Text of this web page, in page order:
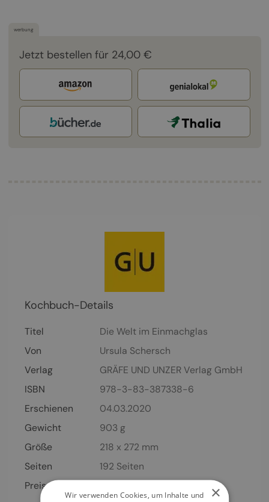
werbung
Jetzt bestellen für 24,00 €
Kochbuch-Details
Titel
Die Welt im Einmachglas
Von
Ursula Schersch
Verlag
GRÄFE UND UNZER Verlag GmbH
ISBN
978-3-83-387338-6
Erschienen
04.03.2020
Gewicht
903 g
Größe
218 x 272 mm
Seiten
192 Seiten
Preis
×
Wir verwenden Cookies, um Inhalte und